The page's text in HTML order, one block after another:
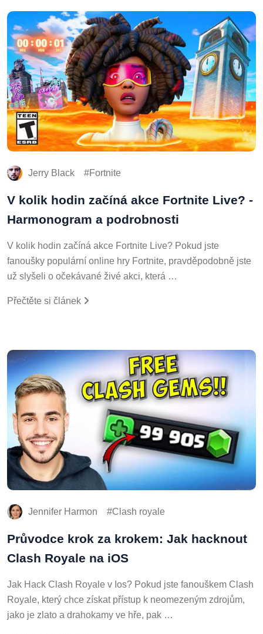
Jerry Black Fortnite
V kolik hodin začíná akce Fortnite Live? -
Harmonogram a podrobnosti
V kolik hodin začíná akce Fortnite Live? Pokud jste
fanoušky populární online hry Fortnite, pravděpodobně jste
už slyšeli o očekávané živé akci, která …
Přečtěte si článek
Jennifer Harmon Clash royale
Průvodce krok za krokem: Jak hacknout
Clash Royale na iOS
Jak Hack Clash Royale v Ios? Pokud jste fanouškem Clash
Royale, který chce získat přístup k neomezeným zdrojům,
jako je zlato a drahokamy ve hře, pak …